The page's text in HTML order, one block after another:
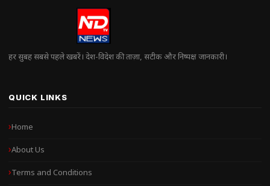
हर सुबह सबसे पहले खबरें। देश-विदेश की ताज़ा, सटीक और निष्पक्ष जानकारी।
QUICK LINKS
Home
About Us
Terms and Conditions